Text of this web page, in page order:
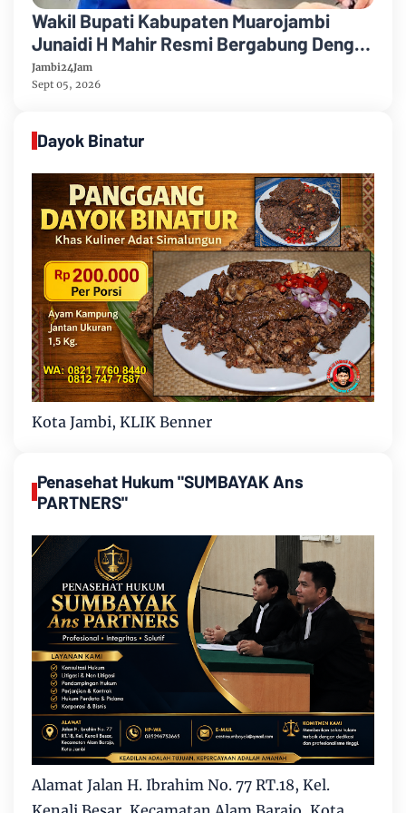
Wakil Bupati Kabupaten Muarojambi
Junaidi H Mahir Resmi Bergabung Dengan
Partai Demikrat
Jambi24Jam
Sept 05, 2026
Dayok Binatur
Kota Jambi, KLIK Benner
Penasehat Hukum "SUMBAYAK Ans
PARTNERS"
Alamat Jalan H. Ibrahim No. 77 RT.18, Kel.